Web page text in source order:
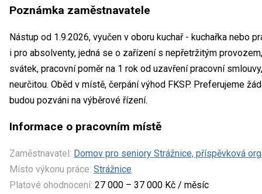
Poznámka zaměstnavatele
Nástup od 1.9.2026, vyučen v oboru kuchař - kuchařka nebo
i pro absolventy, jedná se o zařízení s nepřetržitým
svátek, pracovní poměr na 1 rok od uzavření pracovní
neurčitou. Oběd v místě, čerpání výhod FKSP. Preferujeme
budou pozváni na výběrové řízení.
Informace o pracovním místě
Zaměstnavatel: Domov pro seniory Strážnice, příspěvková
Místo výkonu práce: Strážnice
Platové ohodnocení: 27 000 – 37 000 Kč / měsíc